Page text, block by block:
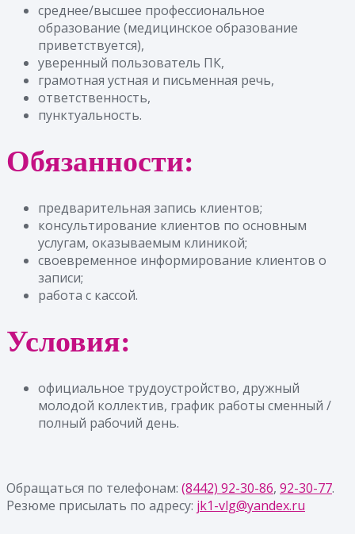
среднее/высшее профессиональное
образование (медицинское образование
приветствуется),
уверенный пользователь ПК,
грамотная устная и письменная речь,
ответственность,
пунктуальность.
Обязанности:
предварительная запись клиентов;
консультирование клиентов по основным
услугам, оказываемым клиникой;
своевременное информирование клиентов о
записи;
работа с кассой.
Условия:
официальное трудоустройство, дружный
молодой коллектив, график работы сменный /
полный рабочий день.
Обращаться по телефонам: (8442) 92-30-86, 92-30-77.
Резюме присылать по адресу: jk1-vlg@yandex.ru